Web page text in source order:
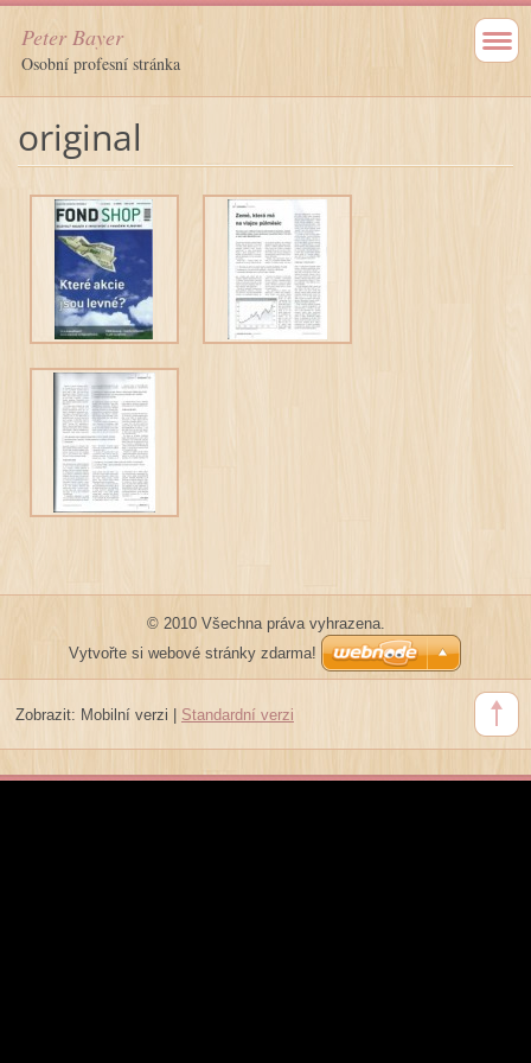
Peter Bayer
Osobní profesní stránka
original
© 2010 Všechna práva vyhrazena.
Vytvořte si webové stránky zdarma!
Zobrazit: Mobilní verzi Standardní verzi